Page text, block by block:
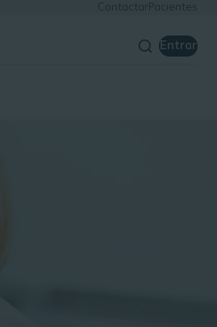
ContactarPacientes
Entrar